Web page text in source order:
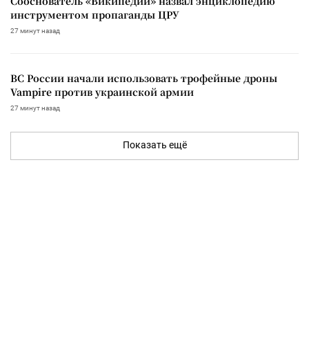
инструментом пропаганды ЦРУ
27 минут назад
ВС России начали использовать трофейные дроны
Vampire против украинской армии
27 минут назад
Показать ещё